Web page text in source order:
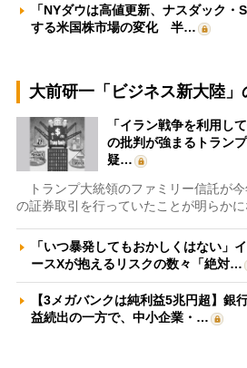
「NYダウは高値更新、ナスダック
する米国株市場の変化 半…
大前研一「ビジネス新大陸」
「イラン戦争を利用し
の批判が強まるトラン
疑…
トランプ大統領のファミリー信託が
の証券取引を行っていたことが明らか
「いつ暴発してもおかしくはない」
ースXが抱えるリスクの数々「絶対…
【3メガバンクは純利益5兆円超】銀
益続出の一方で、中小企業・…